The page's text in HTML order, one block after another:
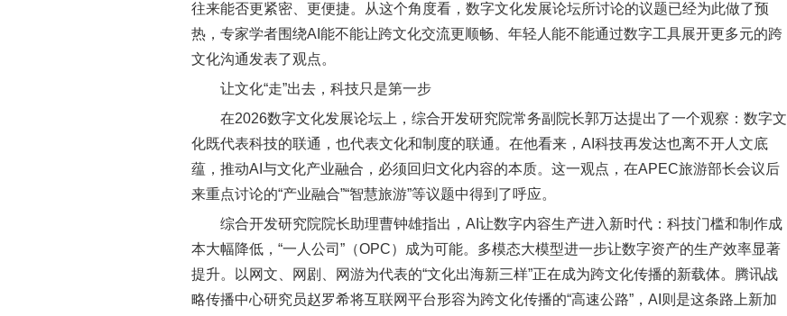
往来能否更紧密、更便捷。从这个角度看，数字文化发展论坛所讨论的议题已经为此做了预
热，专家学者围绕AI能不能让跨文化交流更顺畅、年轻人能不能通过数字工具展开更多元的跨
文化沟通发表了观点。
让文化“走”出去，科技只是第一步
在2026数字文化发展论坛上，综合开发研究院常务副院长郭万达提出了一个观察：数字文
化既代表科技的联通，也代表文化和制度的联通。在他看来，AI科技再发达也离不开人文底
蕴，推动AI与文化产业融合，必须回归文化内容的本质。这一观点，在APEC旅游部长会议后
来重点讨论的“产业融合”“智慧旅游”等议题中得到了呼应。
综合开发研究院院长助理曹钟雄指出，AI让数字内容生产进入新时代：科技门槛和制作成
本大幅降低，“一人公司”（OPC）成为可能。多模态大模型进一步让数字资产的生产效率显著
提升。以网文、网剧、网游为代表的“文化出海新三样”正在成为跨文化传播的新载体。腾讯战
略传播中心研究员赵罗希将互联网平台形容为跨文化传播的“高速公路”，AI则是这条路上新加